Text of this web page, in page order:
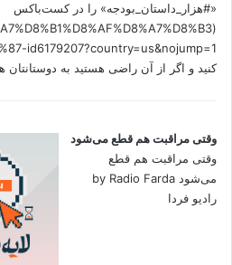
«#هزار_داستان_بودجه» را در کست‌باکس
کنید و اگر از آن راضی هستید به دوستانتان
وقتی مراقبت هم قطع می‌شود
وقتی مراقبت هم قطع
می‌شود by Radio Farda
رادیو فردا